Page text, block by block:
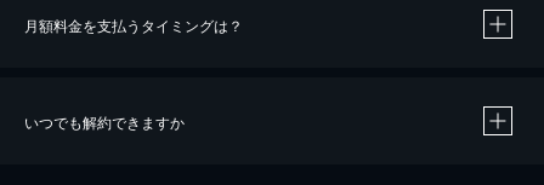
※40％ポイント還元の対象は、クレジットカード決済による作品の購入 / レンタルです。
月額料金を支払うタイミングは？
いつでも解約できますか